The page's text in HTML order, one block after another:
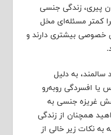
پیری، زندگی جنسی
کمتر مسئله‌ای مخل
بیشتری دارند و
سالمند، به دلیل
یا افسردگی روبه‌رو
غریزه جنسی به
همچنان از زندگی
نکات زیر خالی از